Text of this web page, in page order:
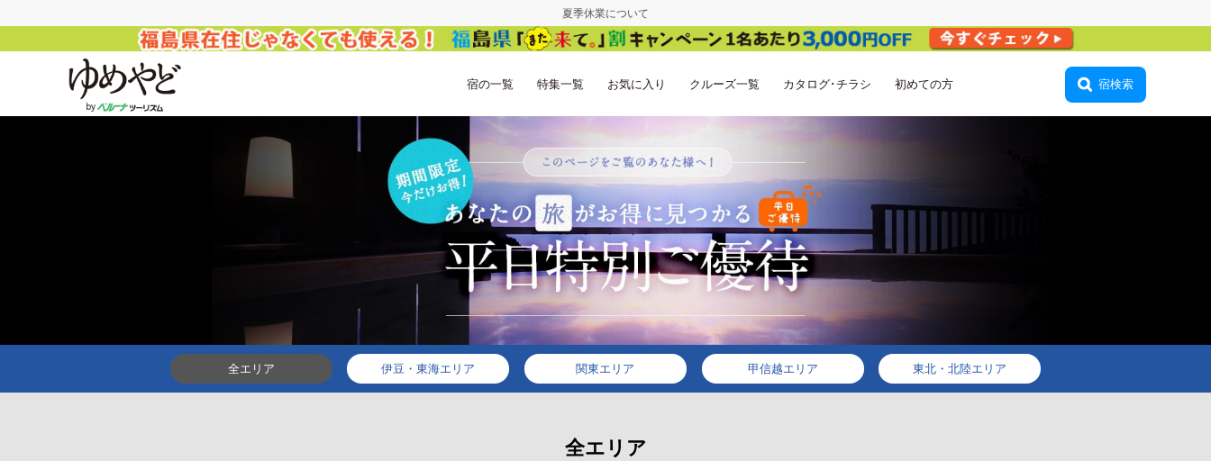
夏季休業について
宿の一覧 特集一覧 お気に入り クルーズ一覧 カタログ･チラシ 初めての方 宿検索
全エリア 伊豆・東海エリア 関東エリア 甲信越エリア 東北・北陸エリア
全エリア